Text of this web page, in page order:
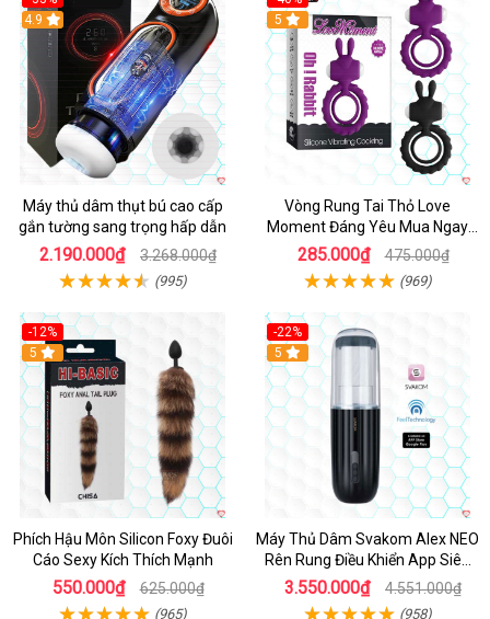
Hot
4.9
Máy thủ dâm thụt bú cao cấp
gắn tường sang trọng hấp dẫn
2.190.000₫ 3.268.000₫
(995)
5
Vòng Rung Tai Thỏ Love
Moment Đáng Yêu Mua Ngay
Giá Tốt
285.000₫ 475.000₫
(969)
-12%
Hot
5
Phích Hậu Môn Silicon Foxy Đuôi
Cáo Sexy Kích Thích Mạnh
550.000₫ 625.000₫
(965)
-22%
5
Máy Thủ Dâm Svakom Alex NEO
Rên Rung Điều Khiển App Siêu
Phê
3.550.000₫ 4.551.000₫
(958)